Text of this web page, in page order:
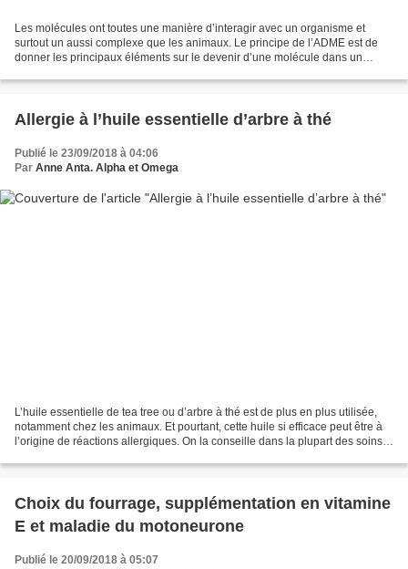
Les molécules ont toutes une manière d’interagir avec un organisme et
surtout un aussi complexe que les animaux. Le principe de l’ADME est de
donner les principaux éléments sur le devenir d’une molécule dans un
Allergie à l’huile essentielle d’arbre à thé
Publié le 23/09/2018 à 04:06
Par Anne Anta. Alpha et Omega
L’huile essentielle de tea tree ou d’arbre à thé est de plus en plus utilisée,
notamment chez les animaux. Et pourtant, cette huile si efficace peut être à
l’origine de réactions allergiques. On la conseille dans la plupart des soins
Choix du fourrage, supplémentation en vitamine
E et maladie du motoneurone
Publié le 20/09/2018 à 05:07